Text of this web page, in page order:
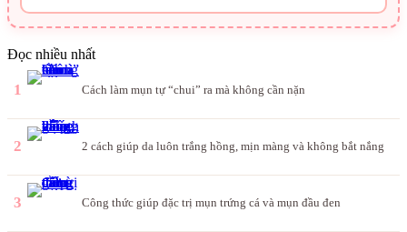
Đọc nhiều nhất
1 Cách làm mụn tự “chui” ra mà không cần nặn
2 2 cách giúp da luôn trắng hồng, mịn màng và không bắt nắng
3 Công thức giúp đặc trị mụn trứng cá và mụn đầu đen